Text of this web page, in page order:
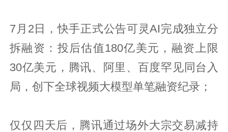
7月2日，快手正式公告可灵AI完成独立分
拆融资：投后估值180亿美元，融资上限
30亿美元，腾讯、阿里、百度罕见同台入
局，创下全球视频大模型单笔融资纪录；
仅仅四天后，腾讯通过场外大宗交易减持